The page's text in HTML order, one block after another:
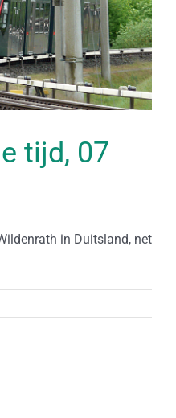
tijd, 07
in Duitsland, net